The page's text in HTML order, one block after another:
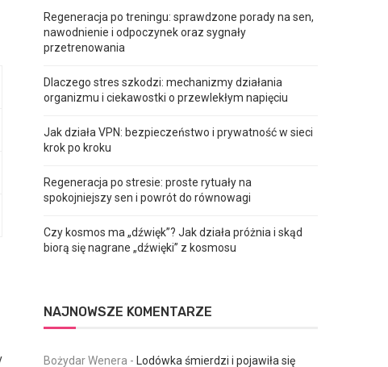
Regeneracja po treningu: sprawdzone porady na sen,
nawodnienie i odpoczynek oraz sygnały
przetrenowania
Dlaczego stres szkodzi: mechanizmy działania
organizmu i ciekawostki o przewlekłym napięciu
Jak działa VPN: bezpieczeństwo i prywatność w sieci
krok po kroku
Regeneracja po stresie: proste rytuały na
spokojniejszy sen i powrót do równowagi
Czy kosmos ma „dźwięk”? Jak działa próżnia i skąd
biorą się nagrane „dźwięki” z kosmosu
NAJNOWSZE KOMENTARZE
Bożydar Wenera -
Lodówka śmierdzi i pojawiła się